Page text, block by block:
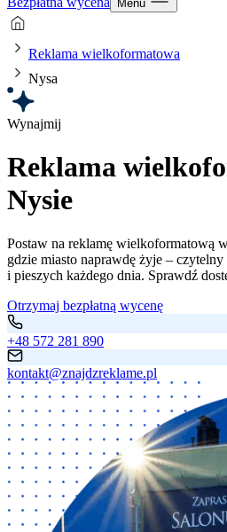
Menu
Reklama wielkoformatowa
Nysa
Wynajmij
Reklama
Nysie
Postaw na reklamę wielkoformatową
gdzie miasto naprawdę żyje –
i pieszych każdego dnia. Sprawdź
Otrzymaj bezpłatną wycenę
+48 572 281 890
kontakt@znajdzreklame.pl